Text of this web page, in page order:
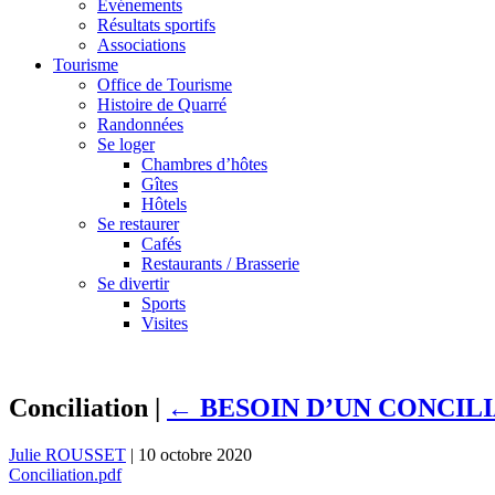
Événements
Résultats sportifs
Associations
Tourisme
Office de Tourisme
Histoire de Quarré
Randonnées
Se loger
Chambres d’hôtes
Gîtes
Hôtels
Se restaurer
Cafés
Restaurants / Brasserie
Se divertir
Sports
Visites
Conciliation | ← BESOIN D’UN
Julie ROUSSET | 10 octobre 2020
Conciliation.pdf